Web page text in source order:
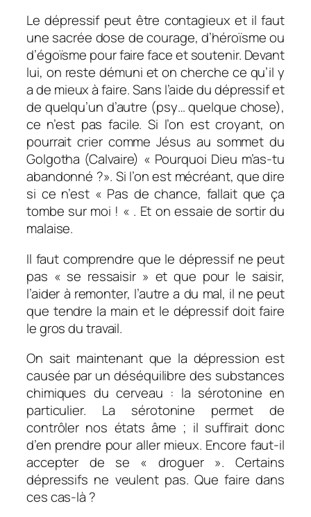
Le dépressif peut être contagieux et il faut
une sacrée dose de courage, d’héroïsme ou
d’égoïsme pour faire face et soutenir. Devant
lui, on reste démuni et on cherche ce qu’il y
a de mieux à faire. Sans l’aide du dépressif et
de quelqu’un d’autre (psy… quelque chose),
ce n’est pas facile. Si l’on est croyant, on
pourrait crier comme Jésus au sommet du
Golgotha (Calvaire) « Pourquoi Dieu m’as-tu
abandonné ?». Si l’on est mécréant, que dire
si ce n’est « Pas de chance, fallait que ça
tombe sur moi ! « . Et on essaie de sortir du
malaise.
Il faut comprendre que le dépressif ne peut
pas « se ressaisir » et que pour le saisir,
l’aider à remonter, l’autre a du mal, il ne peut
que tendre la main et le dépressif doit faire
le gros du travail.
On sait maintenant que la dépression est
causée par un déséquilibre des substances
chimiques du cerveau : la sérotonine en
particulier. La sérotonine permet de
contrôler nos états âme ; il suffirait donc
d’en prendre pour aller mieux. Encore faut-il
accepter de se « droguer ». Certains
dépressifs ne veulent pas. Que faire dans
ces cas-là ?